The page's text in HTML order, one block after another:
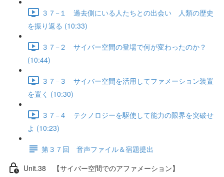
３７−１ 過去側にいる人たちとの出会い 人類の歴史
を振り返る (10:33)
３７−２ サイバー空間の登場で何が変わったのか？
(10:44)
３７−３ サイバー空間を活用してファメーション装置
を置く (10:30)
３７−４ テクノロジーを駆使して能力の限界を突破せ
よ (10:23)
第３７回 音声ファイル＆宿題提出
Unit.38 【サイバー空間でのアファメーション】